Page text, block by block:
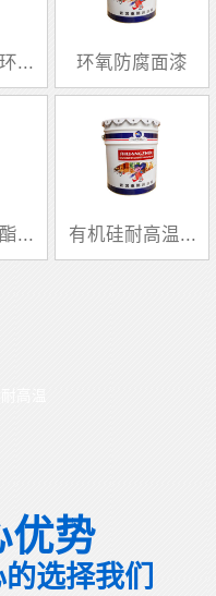
... 环氧防腐面漆
... 有机硅耐高温...
优势
选择我们